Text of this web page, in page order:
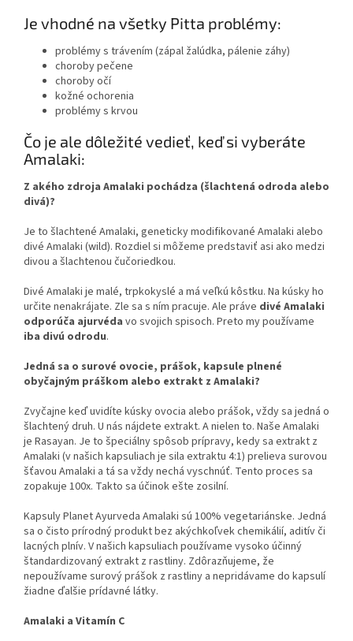
Je vhodné na všetky Pitta problémy:
problémy s trávením (zápal žalúdka, pálenie záhy)
choroby pečene
choroby očí
kožné ochorenia
problémy s krvou
Čo je ale dôležité vedieť, keď si vyberáte
Amalaki:
Z akého zdroja Amalaki pochádza (šlachtená odroda alebo
divá)?
Je to šlachtené Amalaki, geneticky modifikované Amalaki alebo
divé Amalaki (wild). Rozdiel si môžeme predstaviť asi ako medzi
divou a šlachtenou čučoriedkou.
Divé Amalaki je malé, trpkokyslé a má veľkú kôstku. Na kúsky ho
určite nenakrájate. Zle sa s ním pracuje. Ale práve divé Amalaki
odporúča ajurvéda vo svojich spisoch. Preto my používame
iba divú odrodu.
Jedná sa o surové ovocie, prášok, kapsule plnené
obyčajným práškom alebo extrakt z Amalaki?
Zvyčajne keď uvidíte kúsky ovocia alebo prášok, vždy sa jedná o
šlachtený druh. U nás nájdete extrakt. A nielen to. Naše Amalaki
je Rasayan. Je to špeciálny spôsob prípravy, kedy sa extrakt z
Amalaki (v našich kapsuliach je sila extraktu 4:1) prelieva surovou
šťavou Amalaki a tá sa vždy nechá vyschnúť. Tento proces sa
zopakuje 100x. Takto sa účinok ešte zosilní.
Kapsuly Planet Ayurveda Amalaki sú 100% vegetariánske. Jedná
sa o čisto prírodný produkt bez akýchkoľvek chemikálií, aditív či
lacných plnív. V našich kapsuliach používame vysoko účinný
štandardizovaný extrakt z rastliny. Zdôrazňujeme, že
nepoužívame surový prášok z rastliny a nepridávame do kapsulí
žiadne ďalšie prídavné látky.
Amalaki a Vitamín C